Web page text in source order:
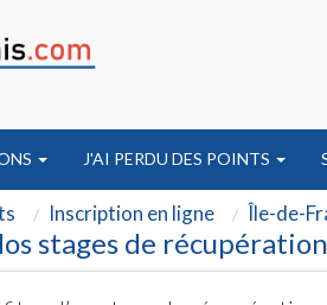
J'AI PERDU DES POINTS
Inscription en ligne Île-de-
stages de